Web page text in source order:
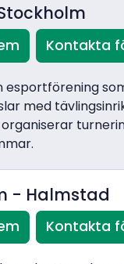
Kontakta
esportförening
med
organiserar
- Halmstad
Kontakta